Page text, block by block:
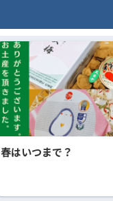
春はいつまで？